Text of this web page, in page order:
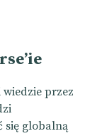
przez
się globalną